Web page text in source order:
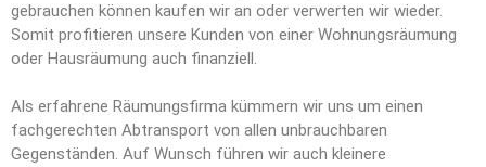
gebrauchen können kaufen wir an oder verwerten wir wieder.
Somit profitieren unsere Kunden von einer Wohnungsräumung
oder Hausräumung auch finanziell.
Als erfahrene Räumungsfirma kümmern wir uns um einen
fachgerechten Abtransport von allen unbrauchbaren
Gegenständen. Auf Wunsch führen wir auch kleinere